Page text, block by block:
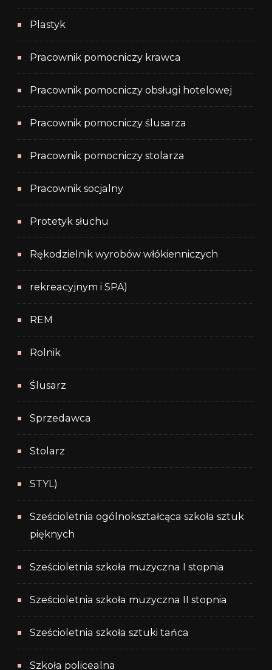
Plastyk
Pracownik pomocniczy krawca
Pracownik pomocniczy obsługi hotelowej
Pracownik pomocniczy ślusarza
Pracownik pomocniczy stolarza
Pracownik socjalny
Protetyk słuchu
Rękodzielnik wyrobów włókienniczych
rekreacyjnym i SPA)
REM
Rolnik
Ślusarz
Sprzedawca
Stolarz
STYL)
Sześcioletnia ogólnokształcąca szkoła sztuk
pięknych
Sześcioletnia szkoła muzyczna I stopnia
Sześcioletnia szkoła muzyczna II stopnia
Sześcioletnia szkoła sztuki tańca
Szkoła policealna